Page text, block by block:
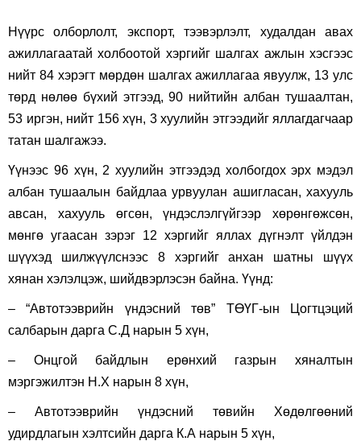
Нүүрс олборлолт, экспорт, тээвэрлэлт, худалдан авах
ажиллагаатай холбоотой хэргийг шалгах ажлын хэсгээс
нийт 84 хэрэгт мөрдөн шалгах ажиллагаа явуулж, 13 улс
төрд нөлөө бүхий этгээд, 90 нийтийн албан тушаалтан,
53 иргэн, нийт 156 хүн, 3 хуулийн этгээдийг яллагдагчаар
татан шалгажээ.
Үүнээс 96 хүн, 2 хуулийн этгээдэд холбогдох эрх мэдэл
албан тушаалын байдлаа урвуулан ашигласан, хахууль
авсан, хахууль өгсөн, үндэслэлгүйгээр хөрөнгөжсөн,
мөнгө угаасан зэрэг 12 хэргийг яллах дүгнэлт үйлдэн
шүүхэд шилжүүлснээс 8 хэргийг анхан шатны шүүх
хянан хэлэлцэж, шийдвэрлэсэн байна. Үүнд:
– “Автотээврийн үндэсний төв” ТӨҮГ-ын Цогтцэций
салбарын дарга С.Д нарын 5 хүн,
– Онцгой байдлын ерөнхий газрын хяналтын
мэргэжилтэн Н.Х нарын 8 хүн,
– Автотээврийн үндэсний төвийн Хөдөлгөөний
удирдлагын хэлтсийн дарга К.А нарын 5 хүн,